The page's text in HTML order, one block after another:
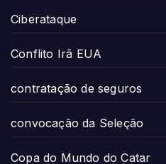
Ciberataque
Conflito Irã EUA
contratação de seguros
convocação da Seleção
Copa do Mundo do Catar